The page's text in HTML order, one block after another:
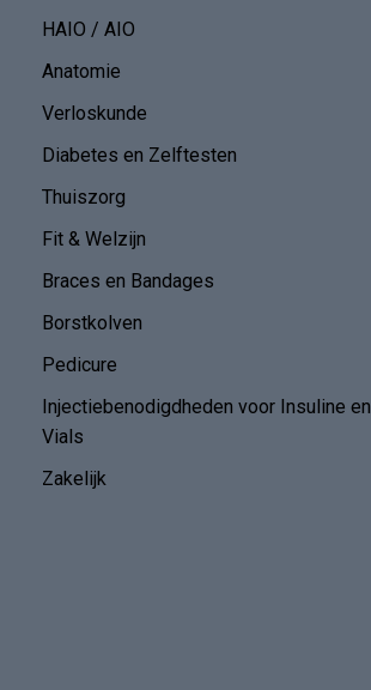
HAIO / AIO
Anatomie
Verloskunde
Diabetes en Zelftesten
Thuiszorg
Fit & Welzijn
Braces en Bandages
Borstkolven
Pedicure
Injectiebenodigdheden voor Insuline en
Vials
Zakelijk